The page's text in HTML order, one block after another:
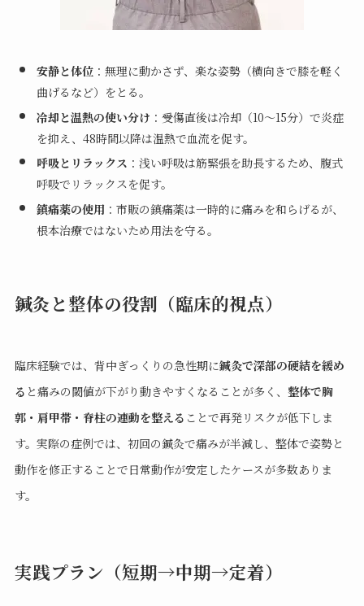
安静と体位：無理に動かさず、楽な姿勢（横向きで膝を軽く
曲げるなど）をとる。
冷却と温熱の使い分け ：受傷直後は冷却（10〜15分）で炎症
を抑え、48時間以降は温熱で血流を促す。
呼吸とリラックス ：浅い呼吸は筋緊張を助長するため、腹式
呼吸でリラックスを促す。
鎮痛薬の使用 ：市販の鎮痛薬は一時的に痛みを和らげるが、
根本治療ではないため用法を守る。
鍼灸と整体の役割（臨床的視点）
臨床経験では、背中ぎっくりの急性期に鍼灸で深部の硬結を緩め
る と痛みの閾値が下がり動きやすくなることが多く、 整体で胸
郭・肩甲帯・脊柱の連動を整える ことで再発リスクが低下しま
す。実際の症例では、初回の鍼灸で痛みが半減し、整体で姿勢と
動作を修正することで日常動作が安定したケースが多数ありま
す。
実践プラン（短期→中期→定着）